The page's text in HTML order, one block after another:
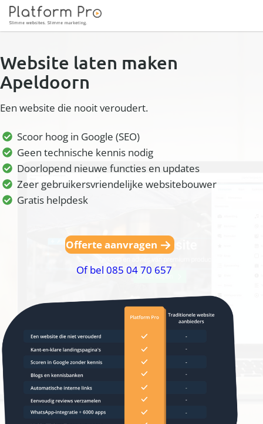
Website laten maken
Apeldoorn
Een website die nooit veroudert.
Scoor hoog in Google (SEO)
Geen technische kennis nodig
Doorlopend nieuwe functies en updates
Zeer gebruikersvriendelijke websitebouwer
Gratis helpdesk
Offerte aanvragen
Of bel 085 04 70 657